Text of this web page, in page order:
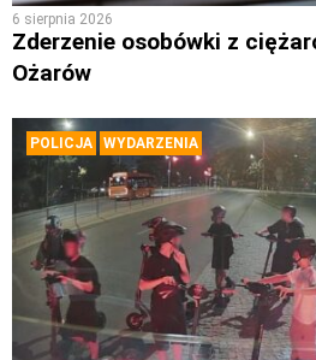
6 sierpnia 2026
Zderzenie osobówki z
Ożarów
POLICJA WYDARZENIA